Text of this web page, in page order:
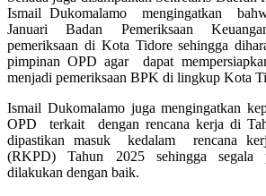
Ismail Dukomalamo mengingatkan
Januari Badan Pemeriksaan
pemeriksaan di Kota Tidore sehingga
pimpinan OPD agar dapat
menjadi pemeriksaan BPK di lingkup Kota
Ismail Dukomalamo juga mengingatkan
OPD terkait dengan rencana kerja di
dipastikan masuk kedalam rencana
(RKPD) Tahun 2025 sehingga segala
dilakukan dengan baik.